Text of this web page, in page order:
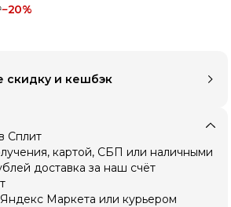
−20%
скидку и кешбэк
Сплит
картой, СБП или наличными
доставка за наш счёт
Маркета или курьером